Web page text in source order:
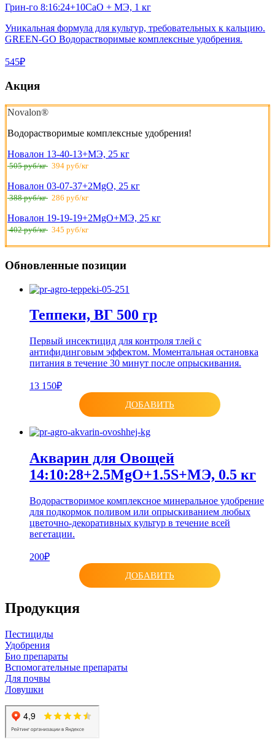
Грин-го 8:16:24+10CaO + MЭ, 1 кг
Уникальная формула для культур, требовательных к кальцию.
GREEN-GO Водорастворимые комплексные удобрения.
545₽
Акция
Novalon®
Водорастворимые комплексные удобрения!
Новалон 13-40-13+МЭ, 25 кг
505 руб/кг 394 руб/кг
Новалон 03-07-37+2MgO, 25 кг
388 руб/кг 286 руб/кг
Новалон 19-19-19+2MgO+МЭ, 25 кг
402 руб/кг 345 руб/кг
Обновленные позиции
Теппеки, ВГ 500 гр
Первый инсектицид для контроля тлей с
антифидинговым эффектом. Моментальная остановка
питания в течение 30 минут после опрыскивания.
13 150₽
ДОБАВИТЬ
Акварин для Овощей
14:10:28+2.5MgO+1.5S+МЭ, 0.5 кг
Водорастворимое комплексное минеральное удобрение
для подкормок поливом или опрыскиванием любых
цветочно-декоративных культур в течение всей
вегетации.
200₽
ДОБАВИТЬ
Продукция
Пестициды
Удобрения
Био препараты
Вспомогательные препараты
Для почвы
Ловушки